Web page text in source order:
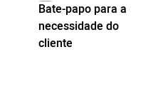
Bate-papo para a
necessidade do
cliente